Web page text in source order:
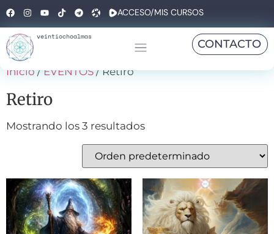
ACCESO/MIS CURSOS
veintiochoalmas
CONTACTO
Inicio/EVENTOS/ Retiro
Retiro
Mostrando los 3 resultados